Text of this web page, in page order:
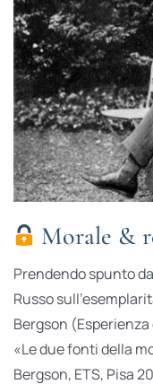
Morale &
Prendendo spunto
Russo
Bergson
«Le due fonti della
Bergson, ETS, Pisa